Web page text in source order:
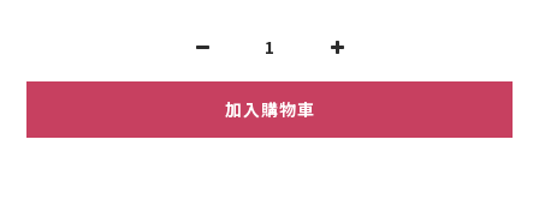
加入購物車